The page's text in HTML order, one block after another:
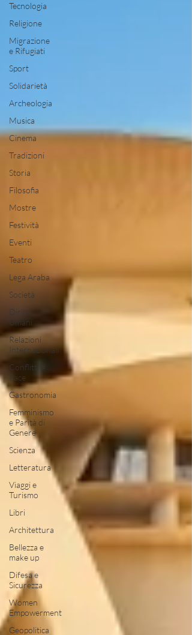
Tecnologia
Religione
Migrazione
e Rifugiati
Sport
Solidarietà
Archeologia
Musica
Cinema
Tradizioni
Storia
Filosofia
Mostre
Festività
Eventi
Teatro
Lega Araba
Società
Diritti
Umani
Relazioni
Internazionali
Conflitti e
Pace
Gastronomia
Femminismo
e Parità di
Genere
Scienza
Letteratura
Viaggi e
Turismo
Libri
Architettura
Bellezza e
make up
Difesa e
Sicurezza
Women
Empowerment
Geopolitica